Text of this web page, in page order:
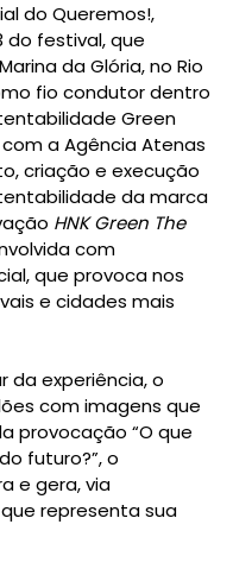
do Queremos!,
do festival, que
da Glória, no Rio
fio condutor dentro
Green
a Agência Atenas
criação e execução
da marca
HNK Green The
com
que provoca nos
e cidades mais
da experiência, o
com imagens que
provocação “O que
futuro?”, o
e gera, via
representa sua